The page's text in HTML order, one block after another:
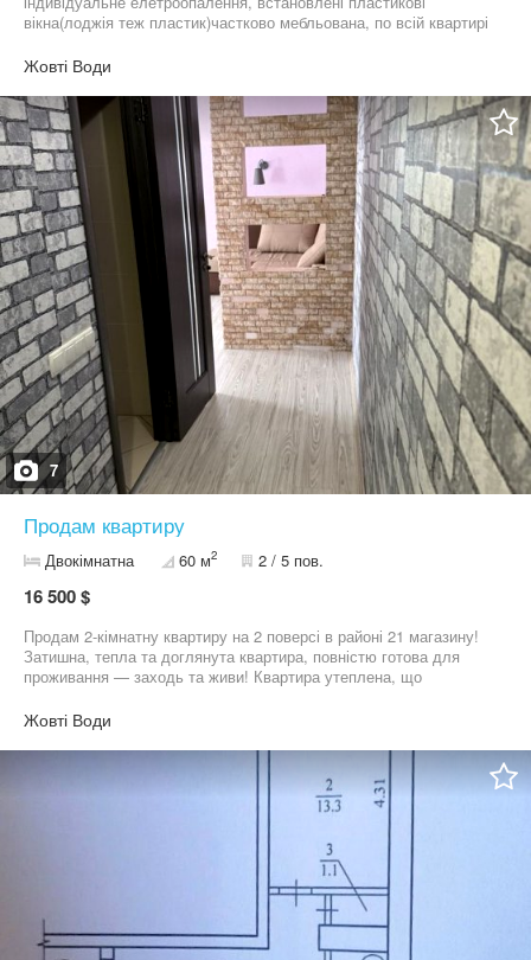
вікна(лоджія теж пластик)частково мебльована, по всій квартирі
Жовті Води
7
Продам квартиру
Двокімнатна 60 м2 2 / 5 пов.
16 500 $
Продам 2-кімнатну квартиру на 2 поверсі в районі 21 магазину!
Затишна, тепла та доглянута квартира, повністю готова для
проживання — заходь та живи! Квартира утеплена, що
кондиціонер для зручності влітку та міжсезоння. Усі меблі
залишаються новим власникам
Жовті Води